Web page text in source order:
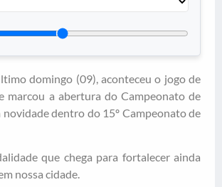
domingo (09), aconteceu o jogo de
marcou a abertura do Campeonato de
novidade dentro do 15º Campeonato de
que chega para fortalecer ainda
nossa cidade.